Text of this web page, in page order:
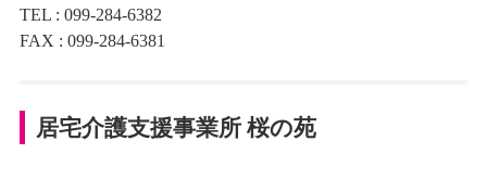
TEL : 099-284-6382
FAX : 099-284-6381
居宅介護支援事業所 桜の苑